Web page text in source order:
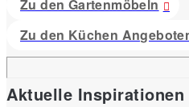
Zu den Gartenmöbeln
Zu den Küchen
Aktuelle Inspirationen